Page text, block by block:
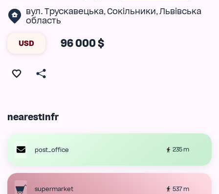
вул. Трускавецька,Сокільники,Львівська
область
USD 96 000 $
nearestInfr
post_office 235 m
supermarket 537 m